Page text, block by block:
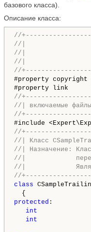
базового класса).
Описание класса:
//
//|
//|
//|
//
#property copyright
#property link
//
//| включаемые файлы
//
//
//| Класс
//| Назначение:
//|
//|
//
class
protected :
int
int